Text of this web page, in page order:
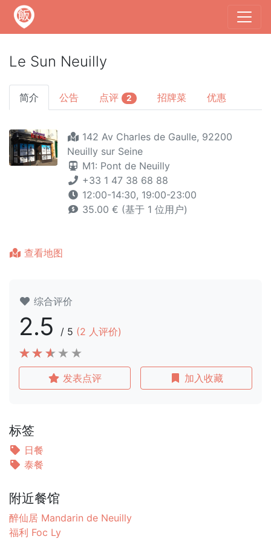
Le Sun Neuilly
简介 公告 点评 2 招牌菜 优惠
142 Av Charles de Gaulle, 92200
Neuilly sur Seine
M1: Pont de Neuilly
+33 1 47 38 68 88
12:00-14:30, 19:00-23:00
35.00 € (基于 1 位用户)
查看地图
综合评价
2.5 / 5 (2 人评价)
发表点评 加入收藏
标签
日餐
泰餐
附近餐馆
醉仙居 Mandarin de Neuilly
福利 Foc Ly